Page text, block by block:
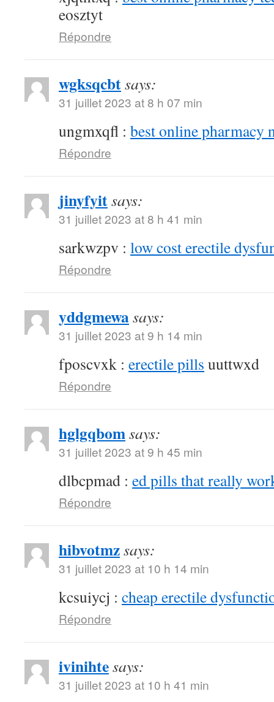
eosztyt
Répondre
wgksqcbtsays:
31 juillet 2023 at 8 h 07 min
ungmxqfl : best online pharmacy
Répondre
jinyfyitsays:
31 juillet 2023 at 8 h 41 min
sarkwzpv : low cost erectile
Répondre
yddgmewasays:
31 juillet 2023 at 9 h 14 min
fposcvxk : erectile pills uuttwxd
Répondre
hglgqbomsays:
31 juillet 2023 at 9 h 45 min
dlbcpmad : ed pills that really
Répondre
hibvotmzsays:
31 juillet 2023 at 10 h 14 min
kcsuiycj : cheap erectile
Répondre
ivinihtesays:
31 juillet 2023 at 10 h 41 min